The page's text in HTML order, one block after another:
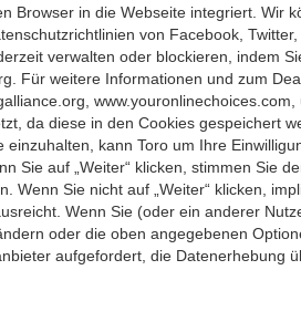
Browser in die Webseite integriert. Wir
von Facebook, Twitter,
verwalten oder blockieren, indem
Für weitere Informationen und zum
da diese in den Cookies gespeichert
einzuhalten, kann Toro um Ihre
Sie auf „Weiter“ klicken, stimmen Sie
Wenn Sie nicht auf „Weiter“ klicken,
Wenn Sie (oder ein anderer
oder die oben angegebenen
aufgefordert, die Datenerhebung